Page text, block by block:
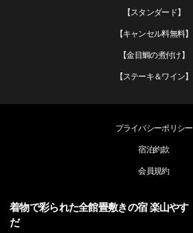
【スタンダード】
【キャンセル料無料】
【金目鯛の煮付け】
【ステーキ＆ワイン】
プライバシーポリシー
宿泊約款
会員規約
着物で彩られた全館畳敷きの宿 楽山やす
だ